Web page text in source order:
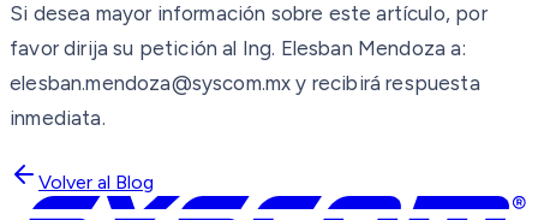
Si desea mayor información sobre este artículo, por
favor dirija su petición al Ing. Elesban Mendoza a:
elesban.mendoza@syscom.mx y recibirá respuesta
inmediata.
Volver al Blog